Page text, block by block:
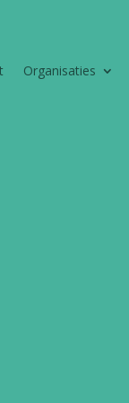
Organisaties